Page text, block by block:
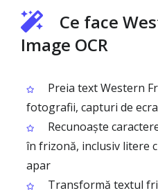
Ce face
Image OCR
Preia text Western
fotografii, capturi de
Recunoaște
în frizonă, inclusiv litere
apar
Transformă textul